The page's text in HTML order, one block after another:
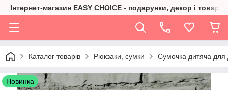
Інтернет-магазин EASY CHOICE - подарунки, декор і товари
Каталог товарів Рюкзаки, сумки Сумочка дитяча для
Новинка